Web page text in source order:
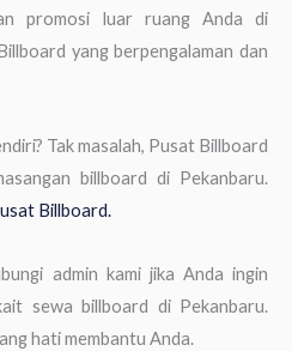
promosi luar ruang Anda di
yang berpengalaman dan
Tak masalah, Pusat Billboard
billboard di Pekanbaru.
Billboard.
admin kami jika Anda ingin
sewa billboard di Pekanbaru.
hati membantu Anda.